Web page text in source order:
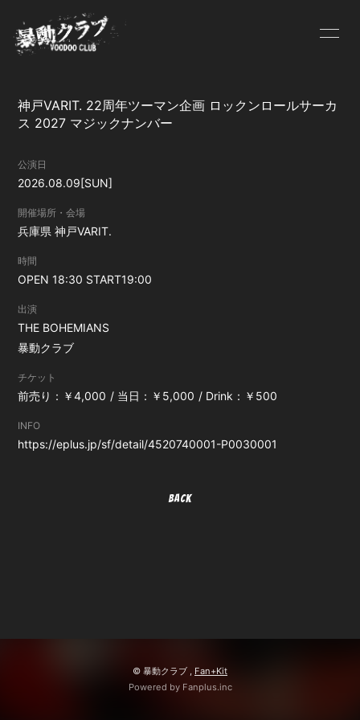
SCHEDULE
VIDEO
PHOTO
暴動クラブス
トア
神戸VARIT. 22周年ツーマン企画 ロックンロールサーカ
ス 2027 マジックナンバー
公演日
2026.08.09[SUN]
開催場所・会場
兵庫県神戸VARIT.
時間
OPEN 18:30 START19:00
出演
THE BOHEMIANS
暴動クラブ
チケット
前売り：￥4,000 当日：￥5,000 Drink：￥500
INFO
https://eplus.jp/sf/detail/4520740001-P0030001
BACK
© 暴動クラブ , Fan+Kit
Powered by Fanplus.inc